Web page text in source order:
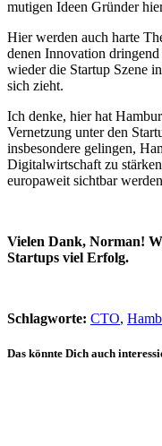
mutigen Ideen Gründer
Hier werden auch harte
denen Innovation
wieder die Startup Szene
sich zieht.
Ich denke, hier hat
Vernetzung unter den
insbesondere gelingen,
Digitalwirtschaft zu
europaweit sichtbar
Vielen Dank, Norman!
Startups viel Erfolg.
Schlagworte: CTO,
Das könnte Dich auch